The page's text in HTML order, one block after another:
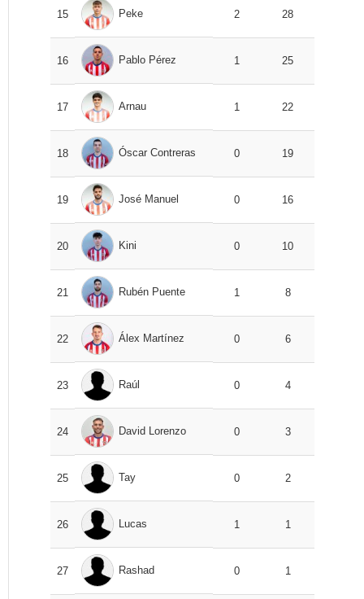
15 Peke 2 28
16 Pablo Pérez 1 25
17 Arnau 1 22
18 Óscar Contreras 0 19
19 José Manuel 0 16
20 Kini 0 10
21 Rubén Puente 1 8
22 Álex Martínez 0 6
23 Raúl 0 4
24 David Lorenzo 0 3
25 Tay 0 2
26 Lucas 1 1
27 Rashad 0 1